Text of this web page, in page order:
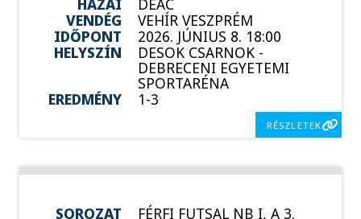
VENDÉG
VEHÍR VESZPRÉM
IDŐPONT
2026. JÚNIUS 8. 18:00
HELYSZÍN
DESOK CSARNOK -
DEBRECENI EGYETEMI
SPORTARÉNA
EREDMÉNY
1-3
RÉSZLETEK
SOROZAT FÉRFI FUTSAL NB I, A 3.